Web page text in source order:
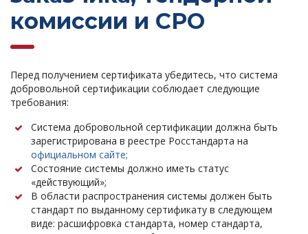
комиссии и СРО
Перед получением сертификата убедитесь, что система
добровольной сертификации соблюдает следующие
требования:
Система добровольной сертификации должна быть
зарегистрирована в реестре Росстандарта на
официальном сайте;
Состояние системы должно иметь статус
«действующий»;
В области распространения системы должен быть
стандарт по выданному сертификату в следующем
виде: расшифровка стандарта, номер стандарта,